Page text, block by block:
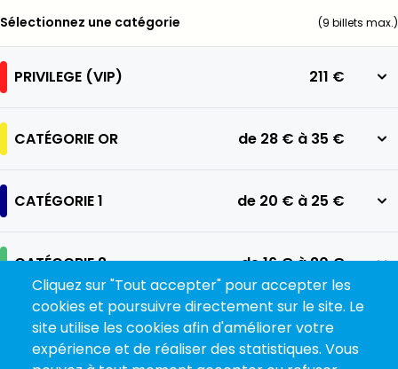
Sélectionnez une catégorie (9 billets max.)
PRIVILEGE (VIP) 211 €
CATÉGORIE OR de 28 € à 35 €
CATÉGORIE 1 de 20 € à 25 €
CATÉGORIE 2 de16 €à20 €
CATÉGORIE 3 de12 €à15 €
Cliquez sur "Tout accepter" pour accepter les
cookies et poursuivre directement sur le site. Le
site utilise les cookies afin d'améliorer votre
expérience et de réaliser des statistiques. Vous